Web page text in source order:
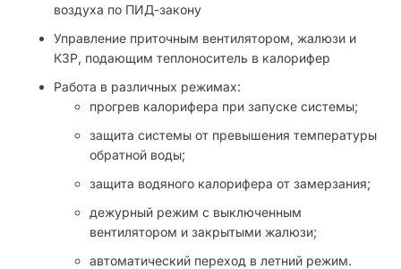
воздуха по ПИД-закону
Управление приточным вентилятором, жалюзи и
КЗР, подающим теплоноситель в калорифер
Работа в различных режимах:
прогрев калорифера при запуске системы;
защита системы от превышения температуры
обратной воды;
защита водяного калорифера от замерзания;
дежурный режим с выключенным
вентилятором и закрытыми жалюзи;
автоматический переход в летний режим.